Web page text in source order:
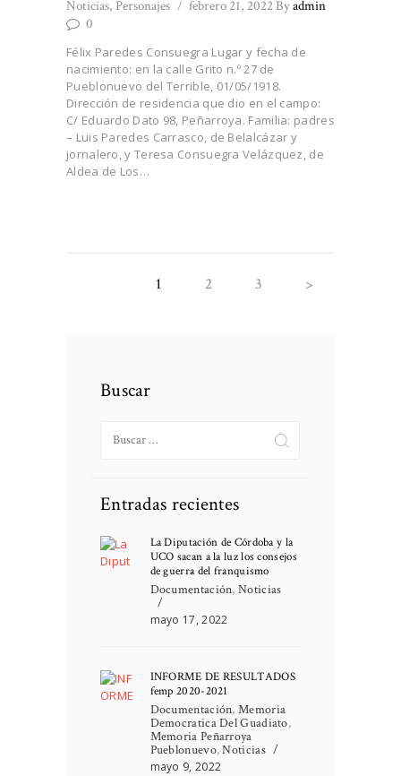
Noticias, Personajes febrero 21, 2022 Byadmin
0
Félix Paredes Consuegra Lugar y fecha de
nacimiento: en la calle Grito n.º 27 de
Pueblonuevo del Terrible, 01/05/1918.
Dirección de residencia que dio en el campo:
C/ Eduardo Dato 98, Peñarroya. Familia: padres
– Luis Paredes Carrasco, de Belalcázar y
jornalero, y Teresa Consuegra Velázquez, de
Aldea de Los…
PAGE
1 PAGE
2 PAGE
3 >
Buscar
Entradas recientes
La Diputación de Córdoba y la
UCO sacan a la luz los consejos
de guerra del franquismo
Documentación,Noticias
mayo 17, 2022
INFORME DE RESULTADOS
femp 2020-2021
Documentación,Memoria
Democratica Del Guadiato,
Memoria Peñarroya
Pueblonuevo,Noticias
mayo 9, 2022